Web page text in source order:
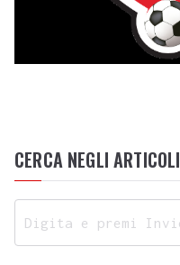
CERCA NEGLI ARTICOLI